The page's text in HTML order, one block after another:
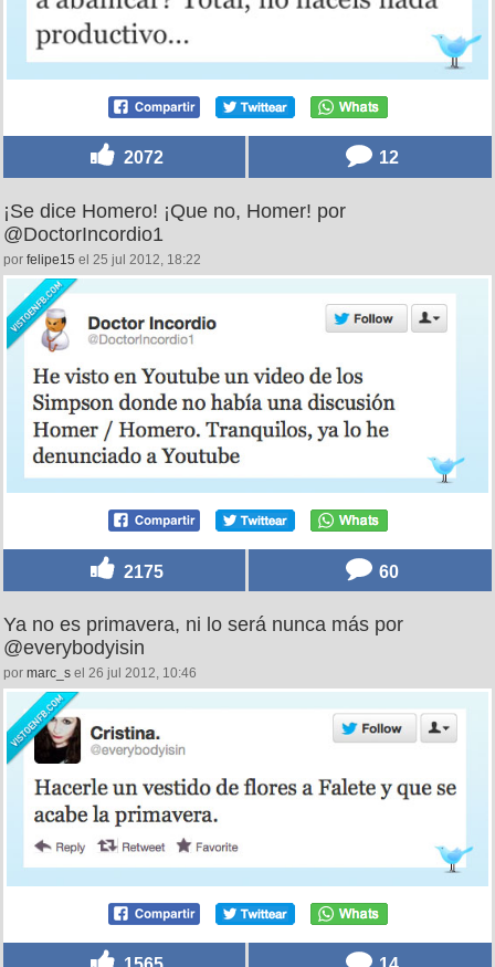
2072 12
¡Se dice Homero! ¡Que no, Homer! por
@DoctorIncordio1
por felipe15 el 25 jul 2012, 18:22
2175 60
Ya no es primavera, ni lo será nunca más por
@everybodyisin
por marc_s el 26 jul 2012, 10:46